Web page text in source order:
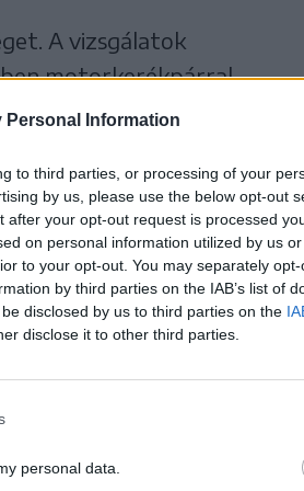
Personal Information
to third parties, or processing of your
by us, please use the below opt-out
after your opt-out request is processed
on personal information utilized by us
to your opt-out. You may separately
by third parties on the IAB’s list of
disclosed by us to third parties on the
disclose it to other third parties.
personal data.
A vizsgálatok
motorkerékpárral
nekihajtott egy
Ezt követően
sávba,
gépkocsijával. Egyik
a Hargita Megyei